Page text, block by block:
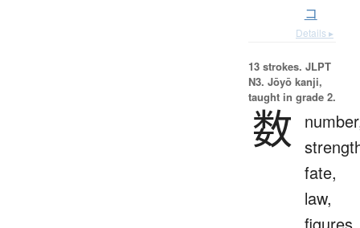
コ
Details ▸
13 strokes. JLPT
N3. Jōyō kanji,
taught in grade 2.
数
fate,
law,